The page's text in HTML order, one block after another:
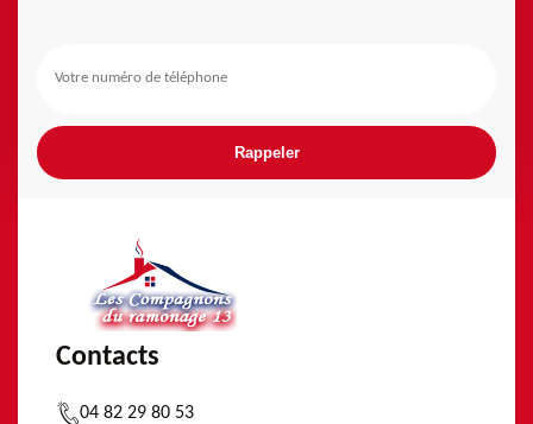
Contacts
04 82 29 80 53